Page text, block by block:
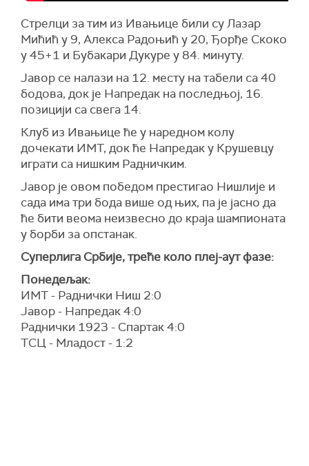
Стрелци за тим из Ивањице били су Лазар
Мићић у 9, Алекса Радоњић у 20, Ђорђе Скоко
у 45+1 и Бубакари Дукуре у 84. минуту.
Јавор се налази на 12. месту на табели са 40
бодова, док је Напредак на последњој, 16.
позицији са свега 14.
Клуб из Ивањице ће у наредном колу
дочекати ИМТ, док ће Напредак у Крушевцу
играти са нишким Радничким.
Јавор је овом победом престигао Нишлије и
сада има три бода више од њих, па је јасно да
ће бити веома неизвесно до краја шампионата
у борби за опстанак.
Суперлига Србије, треће коло плеј-аут фазе:
Понедељак:
ИМТ - Раднички Ниш 2:0
Јавор - Напредак 4:0
Раднички 1923 - Спартак 4:0
ТСЦ - Младост - 1:2